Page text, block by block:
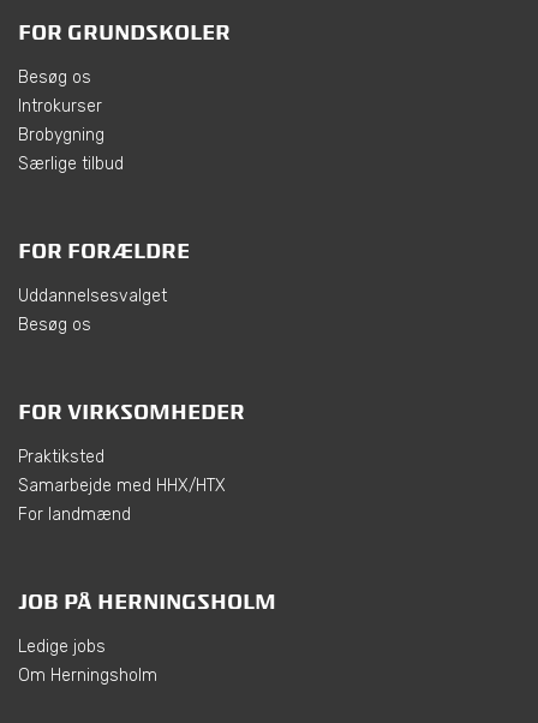
FOR GRUNDSKOLER
Besøg os
Introkurser
Brobygning
Særlige tilbud
FOR FORÆLDRE
Uddannelsesvalget
Besøg os
FOR VIRKSOMHEDER
Praktiksted
Samarbejde med HHX/HTX
For landmænd
JOB PÅ HERNINGSHOLM
Ledige jobs
Om Herningsholm